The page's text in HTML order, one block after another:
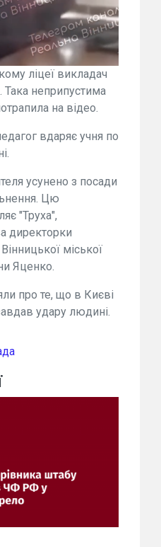
ліцеї викладач
Така неприпустима
на відео.
вдаряє учня по
усунено з посади
Цю
"Труха",
директорки
міської
Яценко.
про те, що в Києві
удару людині.